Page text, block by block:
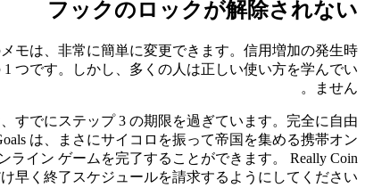
フックのロックが解除されない
モは、非常に簡単に変更できます。信用増加の発生時
つです。しかし、多くの人は正しい使い方を学んでい
ません。
すでにステップ 3 の期限を過ぎています。完全に自由
は、まさにサイコロを振って帝国を集める携帯オン
イン ゲームを完了することができます。 Really Coin
く終了スケジュールを請求するようにしてください。